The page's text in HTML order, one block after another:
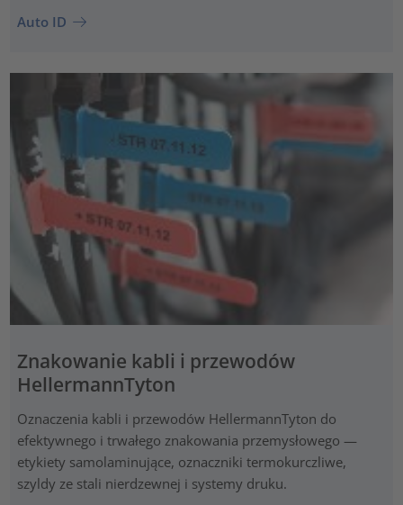
Auto ID
Znakowanie kabli i przewodów
HellermannTyton
Oznaczenia kabli i przewodów HellermannTyton do
efektywnego i trwałego znakowania przemysłowego —
etykiety samolaminujące, oznaczniki termokurczliwe,
szyldy ze stali nierdzewnej i systemy druku.